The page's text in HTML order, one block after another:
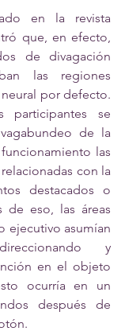
en la revista
que, en efecto,
de divagación
las regiones
por defecto.
participantes se
de la
las
con la
destacados o
de eso, las áreas
ejecutivo asumían
y
en el objeto
ocurría en un
después de